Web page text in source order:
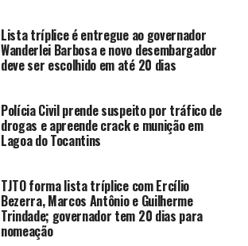
Lista tríplice é entregue ao governador
Wanderlei Barbosa e novo desembargador
deve ser escolhido em até 20 dias
Polícia Civil prende suspeito por tráfico de
drogas e apreende crack e munição em
Lagoa do Tocantins
TJTO forma lista tríplice com Ercílio
Bezerra, Marcos Antônio e Guilherme
Trindade; governador tem 20 dias para
nomeação